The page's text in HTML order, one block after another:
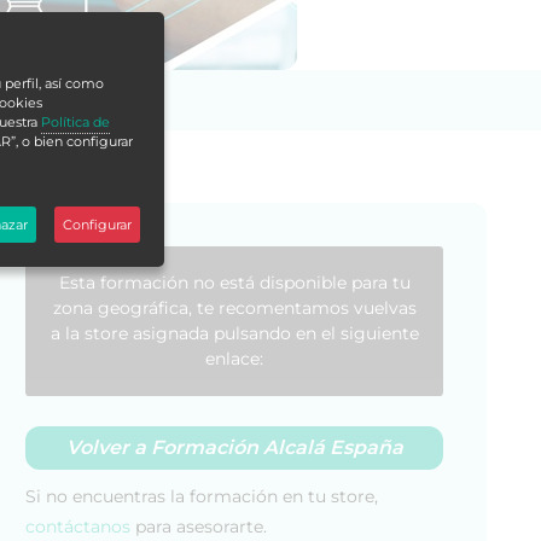
Esta formación no está disponible para tu
zona geográfica, te recomentamos vuelvas
a la store asignada pulsando en el siguiente
enlace:
Volver a Formación Alcalá España
Si no encuentras la formación en tu store,
contáctanos para asesorarte.
perfil, así como
Política de
o bien configurar
Configurar